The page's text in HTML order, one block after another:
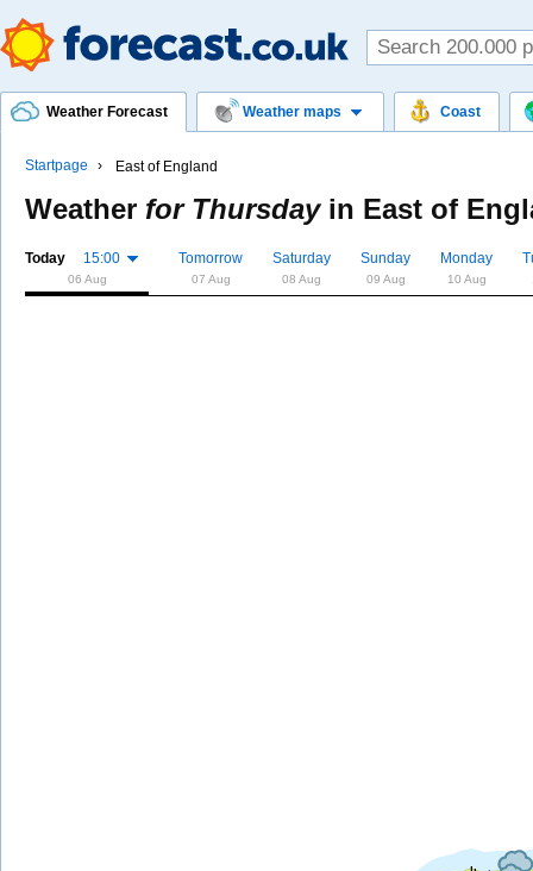
Weather Forecast Weather maps Coast
Startpage East of England
Weather for Thursdayin East of
Today 15:00
06 Aug
Tomorrow
07 Aug
Saturday
08 Aug
Sunday
09 Aug
Monday
10 Aug